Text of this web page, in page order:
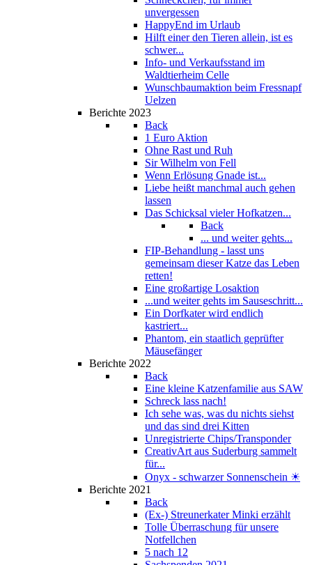
unvergessen
HappyEnd im Urlaub
Hilft einer den Tieren allein, ist es
schwer...
Info- und Verkaufsstand im
Waldtierheim Celle
Wunschbaumaktion beim Fressnapf
Uelzen
Berichte 2023
Back
1 Euro Aktion
Ohne Rast und Ruh
Sir Wilhelm von Fell
Wenn Erlösung Gnade ist...
Liebe heißt manchmal auch gehen
lassen
Das Schicksal vieler Hofkatzen...
Back
... und weiter gehts...
FIP-Behandlung - lasst uns
gemeinsam dieser Katze das Leben
retten!
Eine großartige Losaktion
...und weiter gehts im Sauseschritt...
Ein Dorfkater wird endlich
kastriert...
Phantom, ein staatlich geprüfter
Mäusefänger
Berichte 2022
Back
Eine kleine Katzenfamilie aus SAW
Schreck lass nach!
Ich sehe was, was du nichts siehst
und das sind drei Kitten
Unregistrierte Chips/Transponder
CreativArt aus Suderburg sammelt
für...
Onyx - schwarzer Sonnenschein ☀
Berichte 2021
Back
(Ex-) Streunerkater Minki erzählt
Tolle Überraschung für unsere
Notfellchen
5 nach 12